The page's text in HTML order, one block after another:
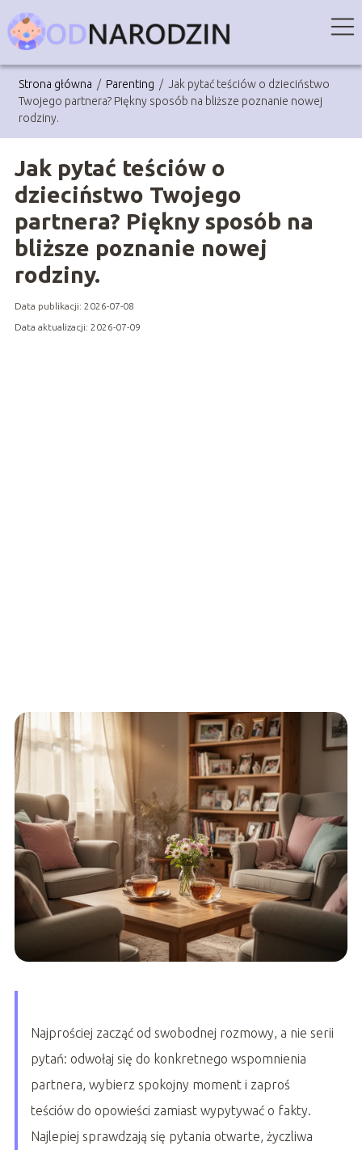
Strona główna / Parenting / Jak pytać teściów o dzieciństwo
Twojego partnera? Piękny sposób na bliższe poznanie nowej
rodziny.
Jak pytać teściów o
dzieciństwo Twojego
partnera? Piękny sposób na
bliższe poznanie nowej
rodziny.
Data publikacji: 2026-07-08
Data aktualizacji: 2026-07-09
Najprościej zacząć od swobodnej rozmowy, a nie serii
pytań: odwołaj się do konkretnego wspomnienia
partnera, wybierz spokojny moment i zaproś
teściów do opowieści zamiast wypytywać o fakty.
Najlepiej sprawdzają się pytania otwarte, życzliwa